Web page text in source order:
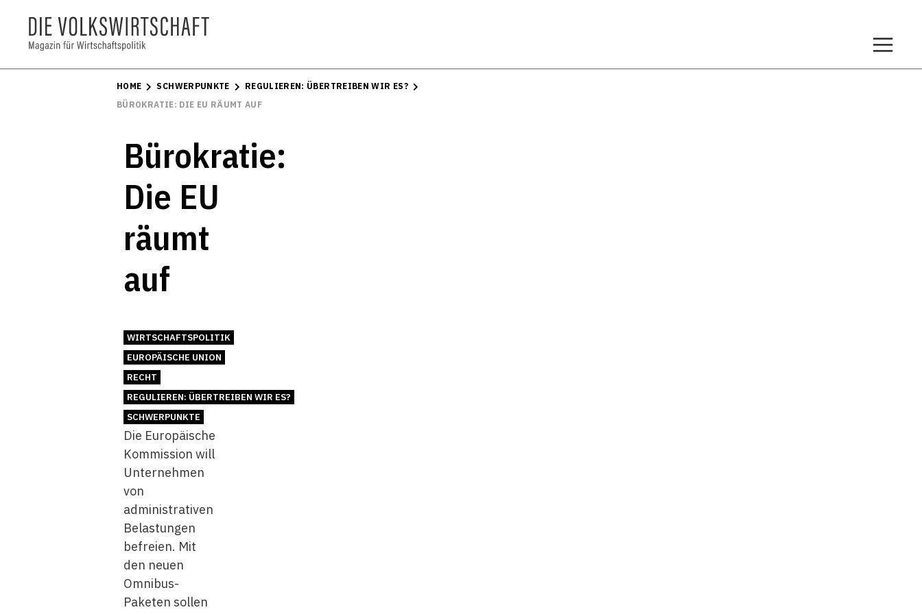
HOME SCHWERPUNKTE
REGULIEREN: ÜBERTREIBEN WIR ES?
BÜROKRATIE: DIE EU RÄUMT AUF
Bürokratie:
Die EU
räumt
auf
WIRTSCHAFTSPOLITIK
EUROPÄISCHE UNION
RECHT
REGULIEREN: ÜBERTREIBEN WIR ES?
SCHWERPUNKTE
Die Europäische
Kommission will
Unternehmen
von
administrativen
Belastungen
befreien. Mit
den neuen
Omnibus-
Paketen sollen